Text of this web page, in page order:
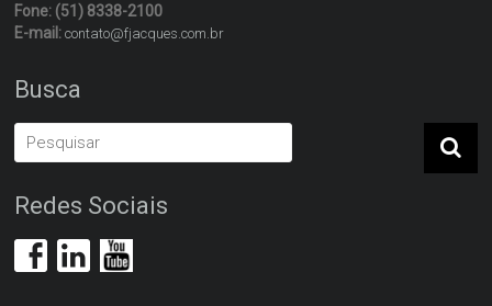
Fone: (51) 8338-2100
E-mail:contato@fjacques.com.br
Busca
Redes Sociais